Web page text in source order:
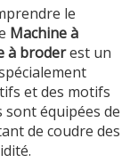
le
Machine à
à broderest un
et des motifs
sont équipées de
de coudre des